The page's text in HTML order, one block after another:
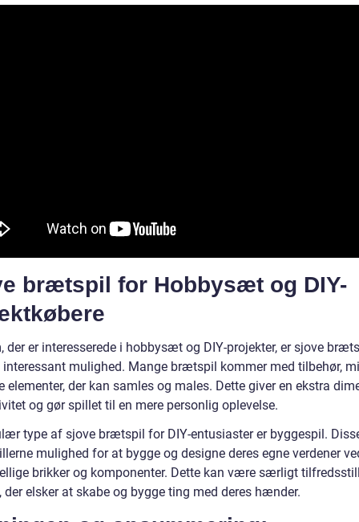
brætspil for Hobbysæt og DIY-
der er interesserede i hobbysæt og DIY-projekter, er sjove
interessant mulighed. Mange brætspil kommer med tilbehør,
elementer, der kan samles og males. Dette giver en ekstra
og gør spillet til en mere personlig oplevelse.
type af sjove brætspil for DIY-entusiaster er byggespil.
mulighed for at bygge og designe deres egne verdener
brikker og komponenter. Dette kan være særligt
der elsker at skabe og bygge ting med deres hænder.